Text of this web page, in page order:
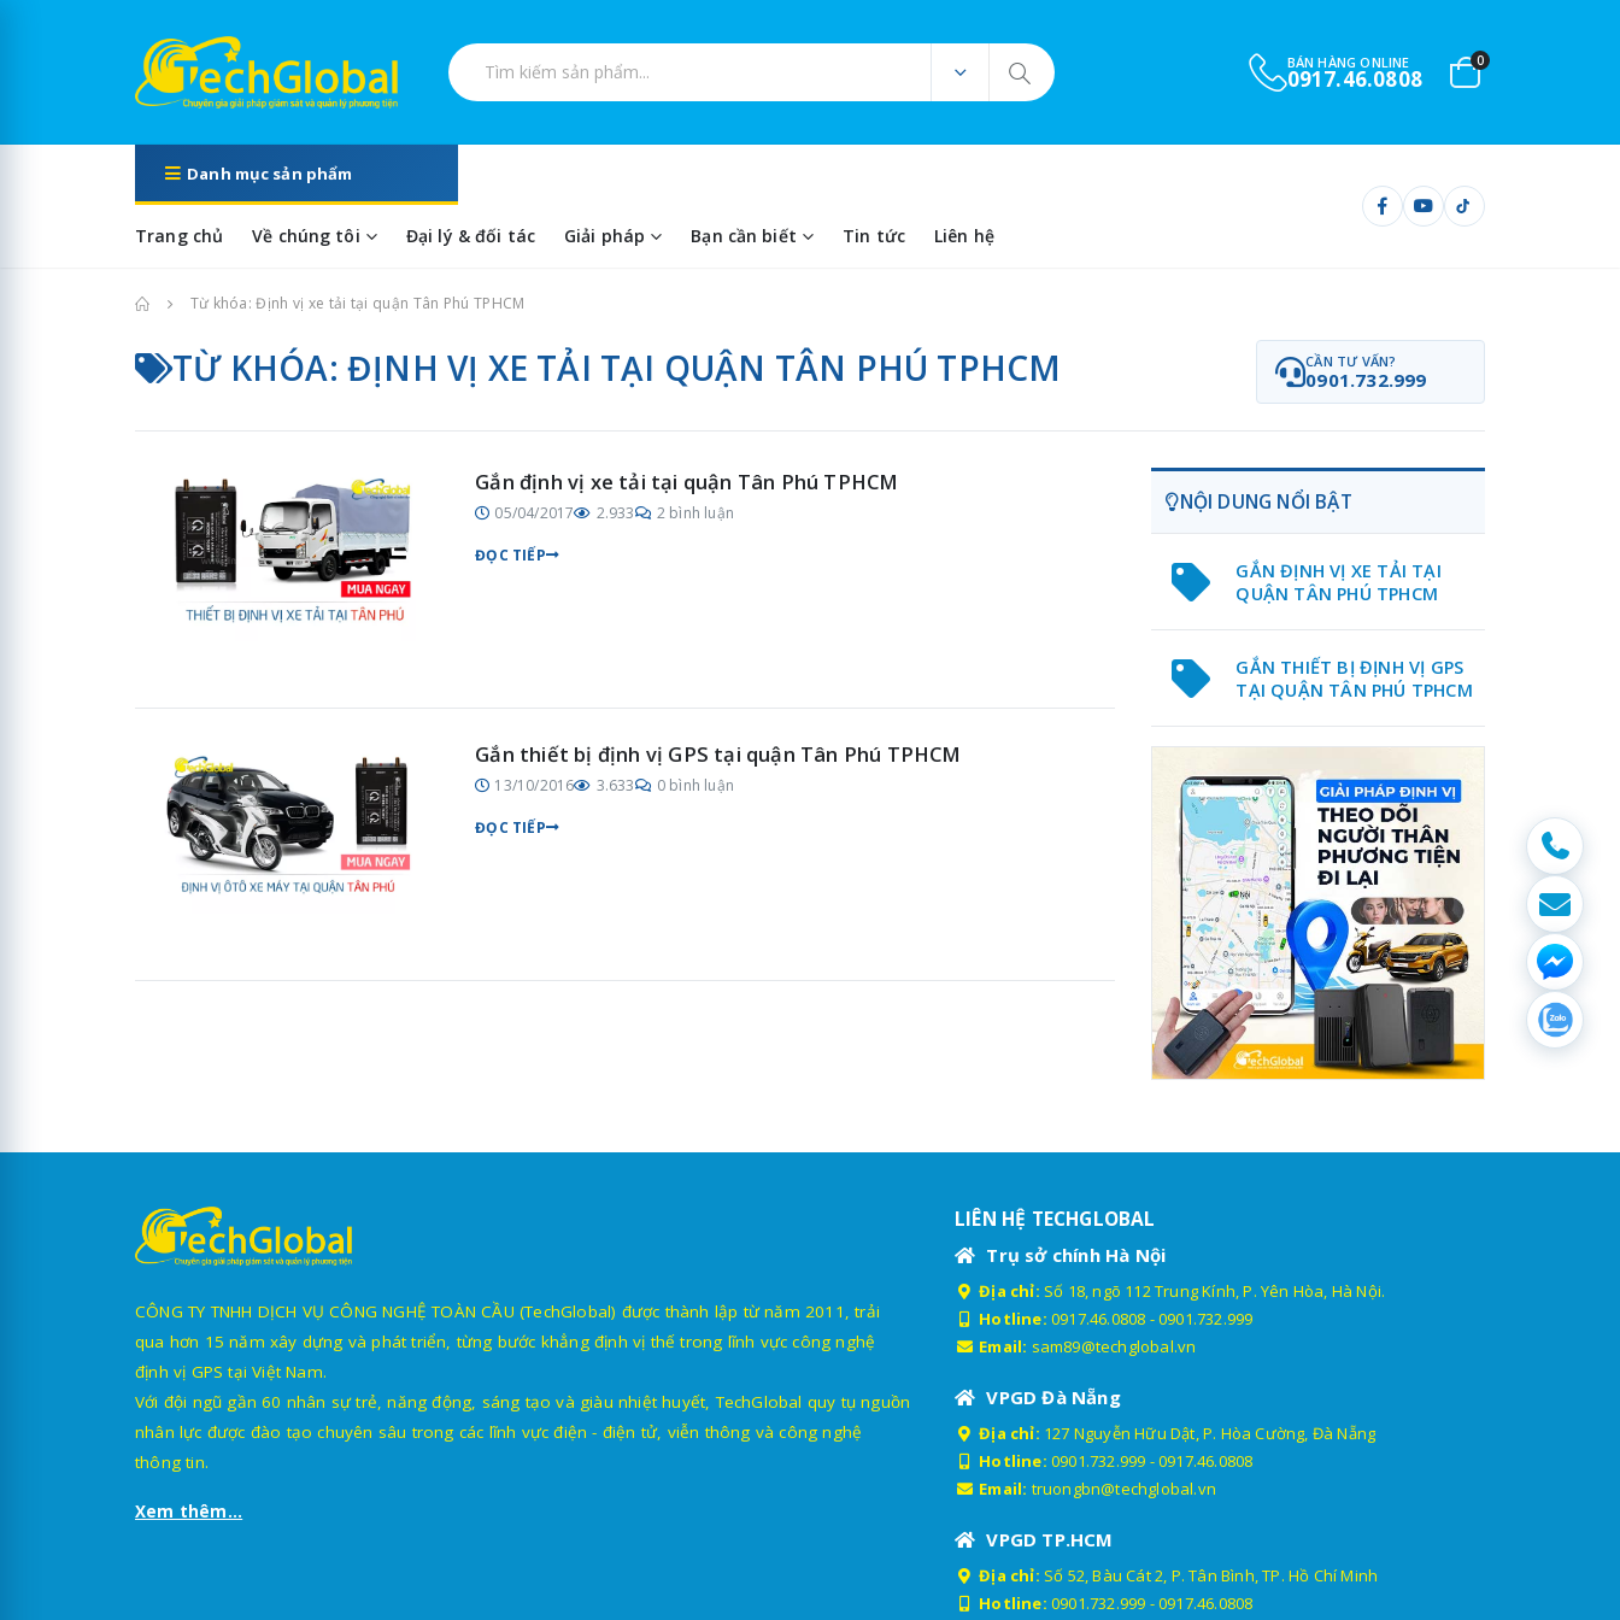
Tìm kiếm sản phẩm
BÁN HÀNG ONLINE
0917.46.0808
0
Danh mục sản phẩm
Trang chủ Về chúng tôi Đại lý & đối tác Giải pháp Bạn cần biết Tin tức Liên hệ
Trang chủTừ khóa: Định vị xe tải tại quận Tân Phú TPHCM
TỪ KHÓA: ĐỊNH VỊ XE TẢI TẠI QUẬN TÂN PHÚ TPHCM CẦN TƯ VẤN?
0901.732.999
Gắn định vị xe tải tại quận Tân Phú TPHCM
05/04/2017 2.933 2 bình luận
ĐỌC TIẾP
Gắn thiết bị định vị GPS tại quận Tân Phú TPHCM
13/10/2016 3.633 0 bình luận
ĐỌC TIẾP
NỘI DUNG NỔI BẬT
GẮN ĐỊNH VỊ XE TẢI TẠI
QUẬN TÂN PHÚ TPHCM
GẮN THIẾT BỊ ĐỊNH VỊ GPS
TẠI QUẬN TÂN PHÚ TPHCM
CÔNG TY TNHH DỊCH VỤ CÔNG NGHỆ TOÀN CẦU (TechGlobal) được thành lập từ năm 2011, trải
qua hơn 15 năm xây dựng và phát triển, từng bước khẳng định vị thế trong lĩnh vực công nghệ
định vị GPS tại Việt Nam.
Với đội ngũ gần 60 nhân sự trẻ, năng động, sáng tạo và giàu nhiệt huyết, TechGlobal quy tụ nguồn
nhân lực được đào tạo chuyên sâu trong các lĩnh vực điện - điện tử, viễn thông và công nghệ
thông tin.
Xem thêm...
LIÊN HỆ TECHGLOBAL
Trụ sở chính Hà Nội
Địa chỉ: Số 18, ngõ 112 Trung Kính, P. Yên Hòa, Hà Nội.
Hotline: 0917.46.0808 -0901.732.999
Email: sam89@techglobal.vn
VPGD Đà Nẵng
Địa chỉ: 127 Nguyễn Hữu Dật, P. Hòa Cường, Đà Nẵng
Hotline: 0901.732.999 -0917.46.0808
Email: truongbn@techglobal.vn
VPGD TP.HCM
Địa chỉ: Số 52, Bàu Cát 2, P. Tân Bình, TP. Hồ Chí Minh
Hotline: 0901.732.999 -0917.46.0808